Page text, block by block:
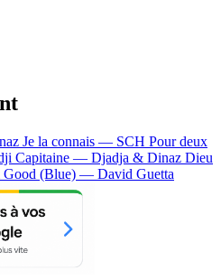
Je la connais — SCH Pour deux
Capitaine — Djadja & Dinaz Dieu
Good (Blue) — David Guetta